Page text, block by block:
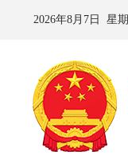
2026年8月 7 日 星期